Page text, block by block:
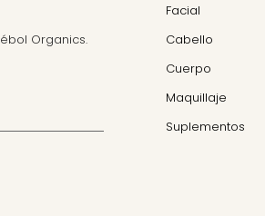
Organics.
Facial
Cabello
Cuerpo
Maquillaje
Suplementos